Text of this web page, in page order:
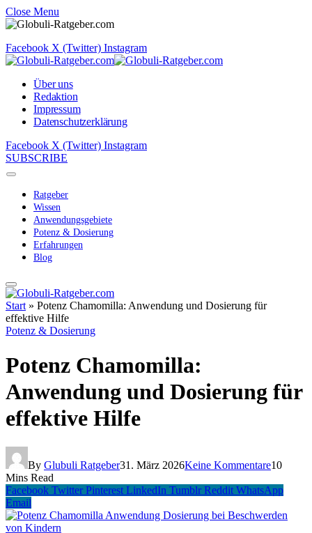
Close Menu
Facebook X (Twitter) Instagram
Über uns
Redaktion
Impressum
Datenschutzerklärung
Facebook X (Twitter) Instagram
SUBSCRIBE
Ratgeber
Wissen
Anwendungsgebiete
Potenz & Dosierung
Erfahrungen
Blog
Start » Potenz Chamomilla: Anwendung und Dosierung für
effektive Hilfe
Potenz & Dosierung
Potenz Chamomilla:
Anwendung und Dosierung für
effektive Hilfe
By Glubuli Ratgeber31. März 2026Keine Kommentare10
Mins Read
Facebook Twitter Pinterest LinkedIn Tumblr Reddit WhatsApp
Email